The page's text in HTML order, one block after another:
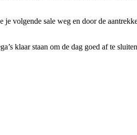
volgende sale weg en door de
klaar staan om de dag goed af te